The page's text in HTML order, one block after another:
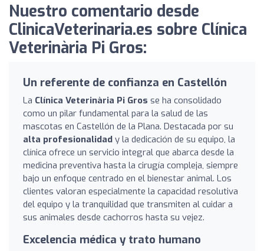
Nuestro comentario desde
ClinicaVeterinaria.es sobre Clínica
Veterinària Pi Gros:
Un referente de confianza en Castellón
La Clínica Veterinària Pi Gros se ha consolidado
como un pilar fundamental para la salud de las
mascotas en Castellón de la Plana. Destacada por su
alta profesionalidad y la dedicación de su equipo, la
clínica ofrece un servicio integral que abarca desde la
medicina preventiva hasta la cirugía compleja, siempre
bajo un enfoque centrado en el bienestar animal. Los
clientes valoran especialmente la capacidad resolutiva
del equipo y la tranquilidad que transmiten al cuidar a
sus animales desde cachorros hasta su vejez.
Excelencia médica y trato humano